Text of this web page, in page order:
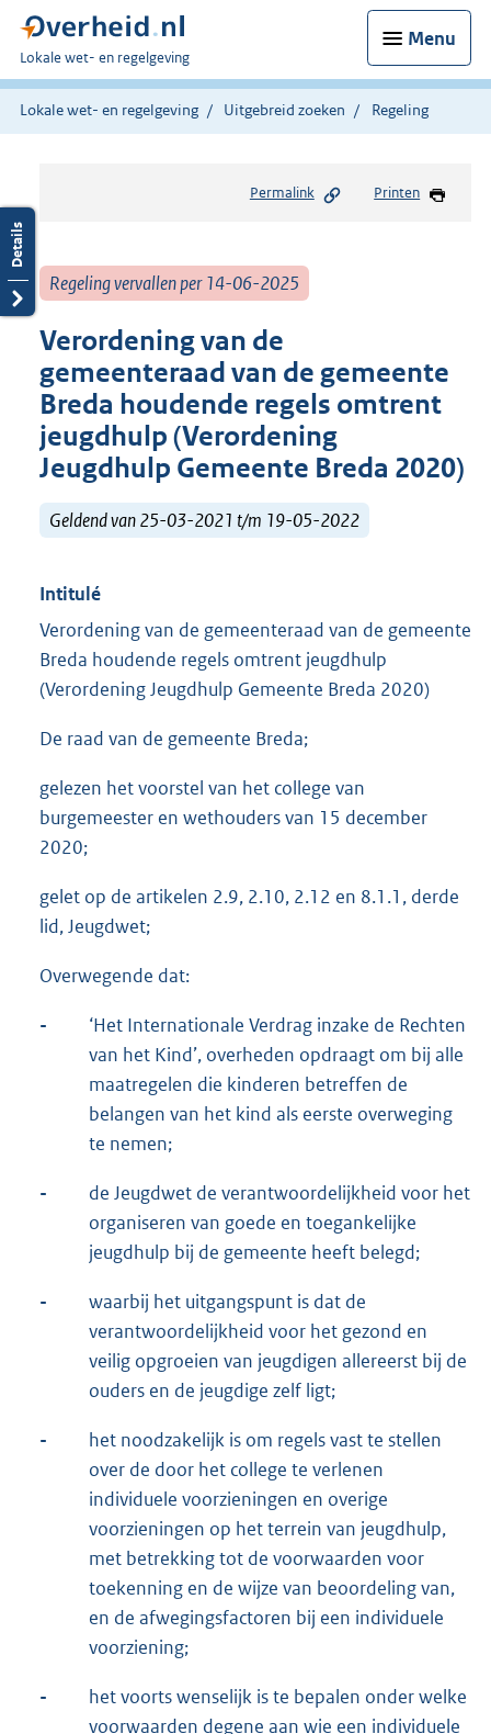
Menu
U
bent
hier:
Lokale wet- en regelgeving
Lokale wet- en regelgeving Uitgebreid zoeken Regeling
Permalink Printen
Regeling vervallen per 14-06-2025
Verordening van de
gemeenteraad van de gemeente
Breda houdende regels omtrent
jeugdhulp (Verordening
Jeugdhulp Gemeente Breda 2020)
Geldend van 25-03-2021 t/m 19-05-2022
Intitulé
Verordening van de gemeenteraad van de gemeente
Breda houdende regels omtrent jeugdhulp
(Verordening Jeugdhulp Gemeente Breda 2020)
De raad van de gemeente Breda;
gelezen het voorstel van het college van
burgemeester en wethouders van 15 december
2020;
gelet op de artikelen 2.9, 2.10, 2.12 en 8.1.1, derde
lid, Jeugdwet;
Overwegende dat:
-
‘Het Internationale Verdrag inzake de Rechten
van het Kind’, overheden opdraagt om bij alle
maatregelen die kinderen betreffen de
belangen van het kind als eerste overweging
te nemen;
-
de Jeugdwet de verantwoordelijkheid voor het
organiseren van goede en toegankelijke
jeugdhulp bij de gemeente heeft belegd;
-
waarbij het uitgangspunt is dat de
verantwoordelijkheid voor het gezond en
veilig opgroeien van jeugdigen allereerst bij de
ouders en de jeugdige zelf ligt;
-
het noodzakelijk is om regels vast te stellen
over de door het college te verlenen
individuele voorzieningen en overige
voorzieningen op het terrein van jeugdhulp,
met betrekking tot de voorwaarden voor
toekenning en de wijze van beoordeling van,
en de afwegingsfactoren bij een individuele
voorziening;
-
het voorts wenselijk is te bepalen onder welke
voorwaarden degene aan wie een individuele